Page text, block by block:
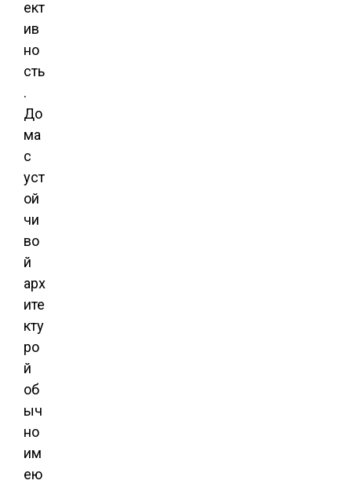
ект
ив
но
сть
.
До
ма
с
уст
ой
чи
во
й
арх
ите
кту
ро
й
об
ыч
но
им
ею